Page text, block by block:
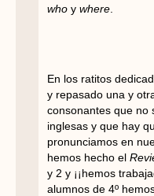
whoy where.
En los ratitos
y repasado una y
consonantes que no
inglesas y que hay
pronunciamos en
hemos hecho el
y 2 y ¡¡hemos
alumnos de 4º